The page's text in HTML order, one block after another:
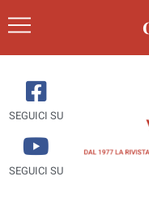
SEGUICI SU
SEGUICI SU